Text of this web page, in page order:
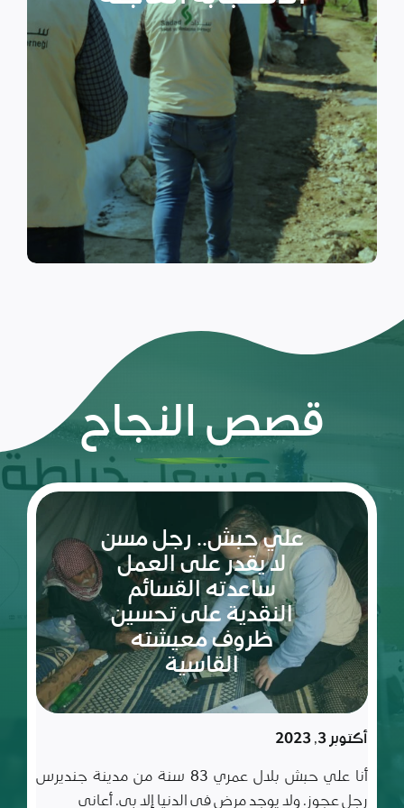
النزوح.
اقرأ المزيد
قصص النجاح
ريم:
شعلة
والإصرار
في عالم
مليء
بالتحديات
سبتمبر 10, 2023
ريم طفلة لم تكمل ربيعاها التاسع بعد، شعلة متوقدة
في العلم والأدب والأخلاق، تعيش مع أسرة تتألف من أب
وأم